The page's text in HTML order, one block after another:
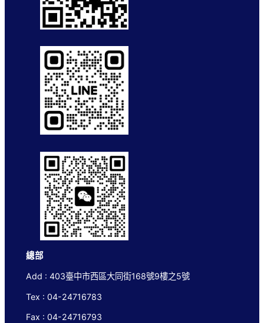
總部
Add : 403臺中市西區大同街168號9樓之5號
Tex : 04-24716783
Fax : 04-24716793